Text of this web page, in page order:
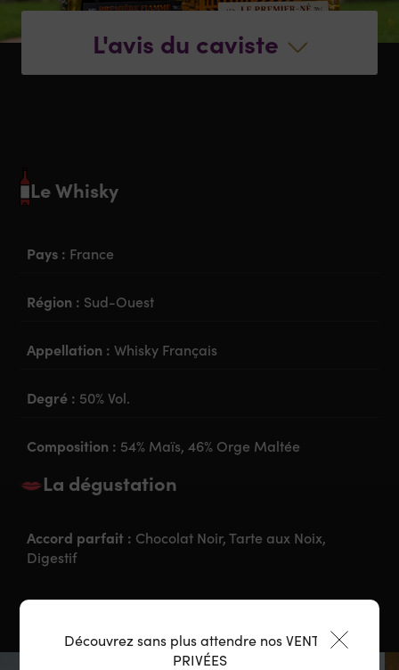
L'avis du caviste
Le Whisky
Pays : France
Région : Sud-Ouest
Appellation :Whisky Français
Degré : 50% Vol.
Composition : 54% Maïs, 46% Orge Maltée
La dégustation
Accord parfait : Chocolat Noir, Tarte aux Noix,
Digestif
Découvrez sans plus attendre nos VENTES
PRIVÉES